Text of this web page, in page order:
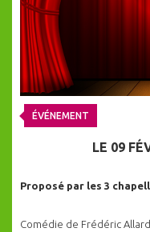
ÉVÉNEMENT
LE 09
Proposé par les 3
Comédie de Frédéric Allard.